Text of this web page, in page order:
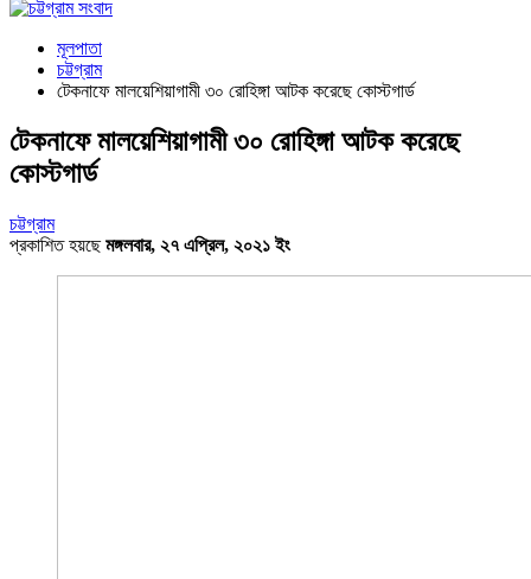
মূলপাতা
চট্টগ্রাম
টেকনাফে মালয়েশিয়াগামী ৩০ রোহিঙ্গা আটক করেছে কোস্টগার্ড
টেকনাফে মালয়েশিয়াগামী ৩০ রোহিঙ্গা আটক করেছে
কোস্টগার্ড
চট্টগ্রাম
প্রকাশিত হয়ছেমঙ্গলবার, ২৭ এপ্রিল, ২০২১ ইং